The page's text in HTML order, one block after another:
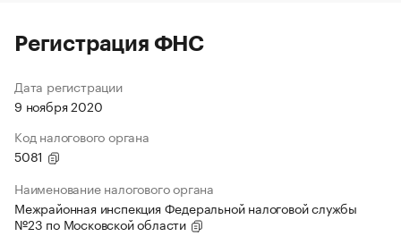
Регистрация ФНС
Дата регистрации
9 ноября 2020
Код налогового органа
5081
Наименование налогового органа
Межрайонная инспекция Федеральной налоговой службы
№23 по Московской области